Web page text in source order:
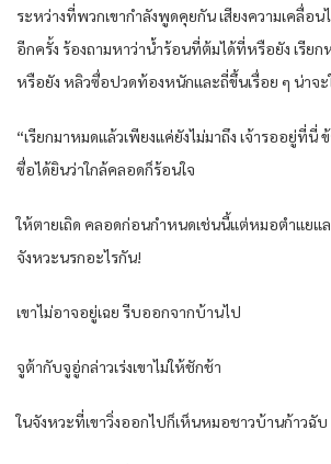
ระหว่างที่พวกเขากำลังพูดคุยกัน เสียงความเคลื่อน
อีกครั้ง ร้องถามหาว่าน้ำร้อนที่ต้มได้ที่หรือยัง เรีย
หรือยัง หลิวซื่อปวดท้องหนักและถี่ขึ้นเรื่อย ๆ น่าจ
“เรียกมาหมดแล้วเพียงแค่ยังไม่มาถึง เจ้ารออยู่ที่นี่
ซื่อได้ยินว่าใกล้คลอดก็ร้อนใจ
ให้ตายเถิด คลอดก่อนกำหนดเช่นนี้แต่หมอตำแยแ
จังหวะนรกอะไรกัน!
เขาไม่อาจอยู่เฉย รีบออกจากบ้านไป
จูต้ากับจูอู่กล่าวเร่งเขาไม่ให้ชักช้า
ในจังหวะที่เขาวิ่งออกไปก็เห็นหมอชาวบ้านก้าวฉับ